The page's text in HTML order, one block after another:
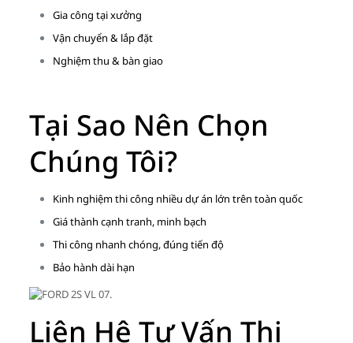
Gia công tại xưởng
Vận chuyển & lắp đặt
Nghiệm thu & bàn giao
Tại Sao Nên Chọn
Chúng Tôi?
Kinh nghiệm thi công nhiều dự án lớn trên toàn quốc
Giá thành cạnh tranh, minh bạch
Thi công nhanh chóng, đúng tiến độ
Bảo hành dài hạn
Liên Hệ Tư Vấn Thi